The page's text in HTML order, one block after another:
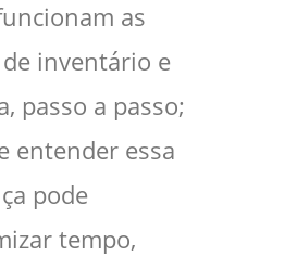
as
inventário e
passo a passo;
entender essa
pode
tempo,